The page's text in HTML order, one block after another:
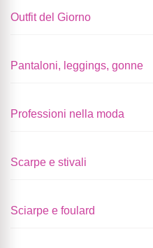
Outfit del Giorno
Pantaloni, leggings, gonne
Professioni nella moda
Scarpe e stivali
Sciarpe e foulard